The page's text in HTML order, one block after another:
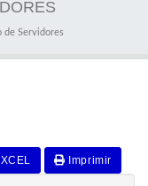
de Servidores
Imprimir